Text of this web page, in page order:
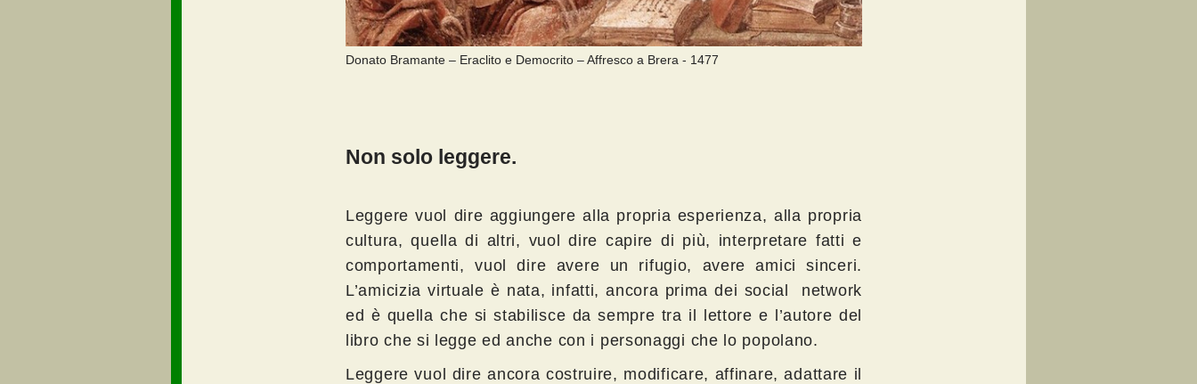
Donato Bramante – Eraclito e Democrito – Affresco a Brera - 1477
Non solo leggere.
Leggere vuol dire aggiungere alla propria esperienza, alla propria
cultura, quella di altri, vuol dire capire di più, interpretare fatti e
comportamenti, vuol dire avere un rifugio, avere amici sinceri.
L’amicizia virtuale è nata, infatti, ancora prima dei social network
ed è quella che si stabilisce da sempre tra il lettore e l’autore del
libro che si legge ed anche con i personaggi che lo popolano.
Leggere vuol dire ancora costruire, modificare, affinare, adattare il